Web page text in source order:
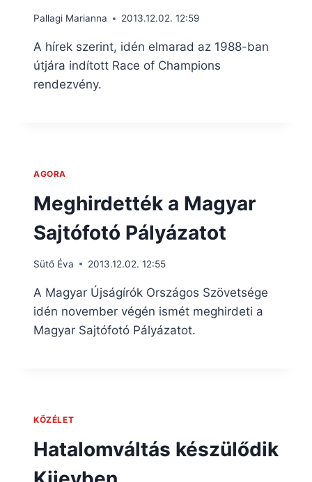
Pallagi Marianna 2013.12.02. 12:59
A hírek szerint, idén elmarad az 1988-ban
útjára indított Race of Champions
rendezvény.
AGORA
Meghirdették a Magyar
Sajtófotó Pályázatot
Sütő Éva 2013.12.02. 12:55
A Magyar Újságírók Országos Szövetsége
idén november végén ismét meghirdeti a
Magyar Sajtófotó Pályázatot.
KÖZÉLET
Hatalomváltás készülődik